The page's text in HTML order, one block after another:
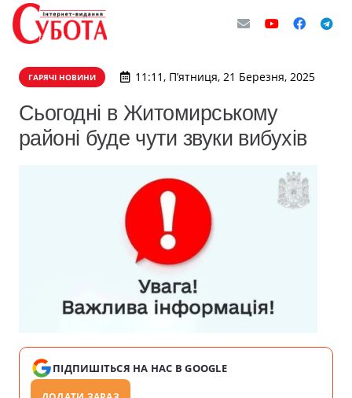
ГАРЯЧІ НОВИНИ 11:11, П’ятниця, 21 Березня, 2025
Сьогодні в Житомирському
районі буде чути звуки вибухів
ПІДПИШІТЬСЯ НА НАС В GOOGLE